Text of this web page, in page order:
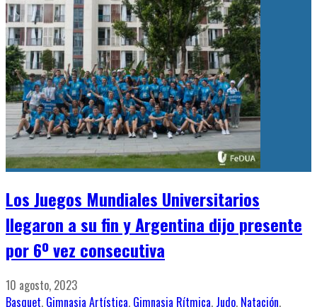
Los Juegos Mundiales Universitarios
llegaron a su fin y Argentina dijo presente
por 6º vez consecutiva
10 agosto, 2023
Basquet, Gimnasia Artística, Gimnasia Rítmica, Judo, Natación,